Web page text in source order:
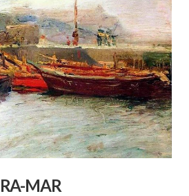
MAR